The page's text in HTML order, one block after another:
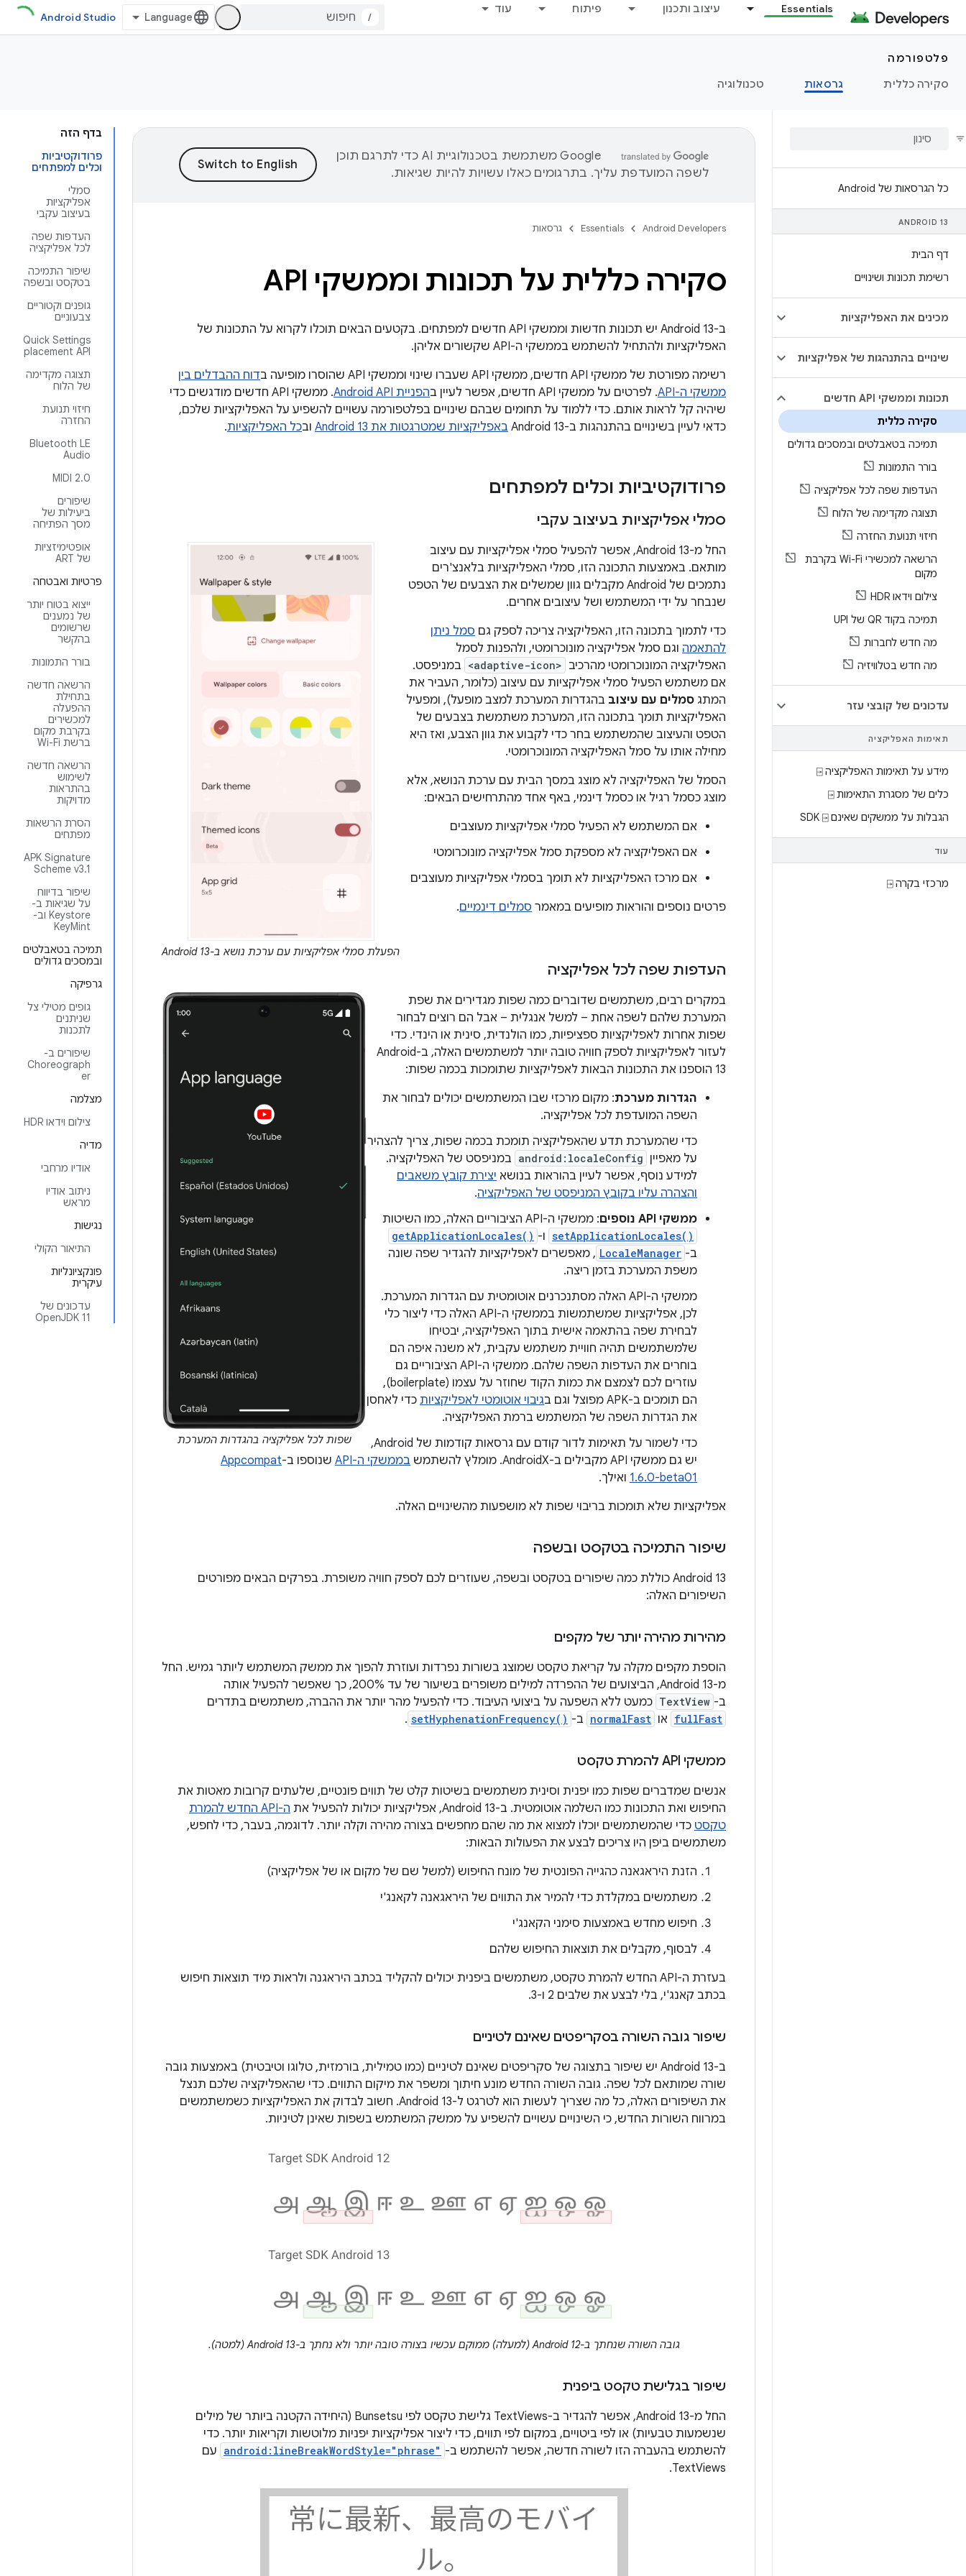
Essentials עיצוב ותכנון פיתוח עוד
/
Android Studio
פלטפורמה
סקירה כללית
גרסאות טכנולוגיה
כל הגרסאות של Android
ANDROID 13
דף הבית
רשימת תכונות ושינויים
מכינים את האפליקציות
שינויים בהתנהגות של אפליקציות
תכונות וממשקי API חדשים
סקירה כללית
תמיכה בטאבלטים ובמסכים גדולים
בורר התמונות
העדפות שפה לכל אפליקציה
תצוגה מקדימה של הלוח
חיזוי תנועת החזרה
הרשאה למכשירי Wi-Fi בקרבת
מקום
צילום וידאו HDR
תמיכה בקוד QR של UPI
מה חדש לחברות
מה חדש בטלוויזיה
עדכונים של קובצי עזר
תאימות האפליקציה
מידע על תאימות האפליקציה ⍈
כלים של מסגרת התאימות ⍈
הגבלות על ממשקים שאינם SDK ⍈
עוד
מרכזי בקרה ⍈
בדף הזה
פרודוקטיביות
וכלים למפתחים
סמלי
אפליקציות
בעיצוב עקבי
העדפות שפה
לכל אפליקציה
שיפור התמיכה
בטקסט ובשפה
גופנים וקטוריים
צבעוניים
Quick Settings
placement API
תצוגה מקדימה
של הלוח
חיזוי תנועת
החזרה
Bluetooth LE
Audio
MIDI 2.0
שיפורים
ביעילות של
מסך הפתיחה
אופטימיזציות
של ART
פרטיות ואבטחה
ייצוא בטוח יותר
של נמענים
שרשומים
בהקשר
בורר התמונות
הרשאה חדשה
בתחילת
ההפעלה
למכשירים
בקרבת מקום
ברשת Wi-Fi
הרשאה חדשה
לשימוש
בהתראות
מדויקות
הסרת הרשאות
מפתחים
‫APK Signature
Scheme v3.1
שיפור בדיווח
על שגיאות ב-
Keystore וב-
KeyMint
תמיכה בטאבלטים
ובמסכים גדולים
גרפיקה
גופים מטילי צל
שניתנים
לתכנות
שיפורים ב-
Choreograph
er
מצלמה
צילום וידאו HDR
מדיה
אודיו מרחבי
ניתוב אודיו
מראש
נגישות
התיאור הקולי
פונקציונליות
עיקרית
עדכונים של
OpenJDK 11
‫Google משתמשת בטכנולוגיית AI כדי לתרגם תוכן
לשפה המועדפת עליך. בתרגומים כאלו עשויות להיות שגיאות.
Android Developers
Essentials גרסאות
סקירה כללית על תכונות וממשקי API
ב-Android 13 יש תכונות חדשות וממשקי API חדשים למפתחים. בקטעים הבאים תוכלו לקרוא על התכונות של
האפליקציות ולהתחיל להשתמש בממשקי ה-API שקשורים אליהן.
רשימה מפורטת של ממשקי API חדשים, ממשקי API שעברו שינוי וממשקי API שהוסרו מופיעה ב
דוח ההבדלים בין
ממשקי ה-API
. לפרטים על ממשקי API חדשים, אפשר לעיין ב הפניית Android API
. ממשקי API חדשים מודגשים כדי
שיהיה קל לראות אותם. כדי ללמוד על תחומים שבהם שינויים בפלטפורמה עשויים להשפיע על האפליקציות שלכם,
כדאי לעיין בשינויים בהתנהגות ב-Android 13
באפליקציות שמטרגטות את Android 13 ובכל האפליקציות.
פרודוקטיביות וכלים למפתחים
סמלי אפליקציות בעיצוב עקבי
הפעלת סמלי אפליקציות עם ערכת נושא ב-Android 13
החל מ-Android 13, אפשר להפעיל סמלי אפליקציות עם עיצוב
מותאם. באמצעות התכונה הזו, סמלי האפליקציות בלאנצ'רים
נתמכים של Android מקבלים גוון שמשלים את הצבעים של הטפט
שנבחר על ידי המשתמש ושל עיצובים אחרים.
כדי לתמוך בתכונה הזו, האפליקציה צריכה לספק גם סמל ניתן
להתאמה וגם סמל אפליקציה מונוכרומטי, ולהפנות לסמל
האפליקציה המונוכרומטי מהרכיב <adaptive-icon> במניפסט.
אם משתמש הפעיל סמלי אפליקציות עם עיצוב (כלומר, העביר את
המתג סמלים עם עיצוב בהגדרות המערכת למצב מופעל), ומפעיל
האפליקציות תומך בתכונה הזו, המערכת משתמשת בצבעים של
הטפט והעיצוב שהמשתמש בחר כדי לקבוע את גוון הצבע, ואז היא
מחילה אותו על סמל האפליקציה המונוכרומטי.
הסמל של האפליקציה לא מוצג במסך הבית עם ערכת הנושא, אלא
מוצג כסמל רגיל או כסמל דינמי, באף אחד מהתרחישים הבאים:
אם המשתמש לא הפעיל סמלי אפליקציות מעוצבים
אם האפליקציה לא מספקת סמל אפליקציה מונוכרומטי
אם מרכז האפליקציות לא תומך בסמלי אפליקציות מעוצבים
פרטים נוספים והוראות מופיעים במאמר סמלים דינמיים.
העדפות שפה לכל אפליקציה
שפות לכל אפליקציה בהגדרות המערכת
במקרים רבים, משתמשים שדוברים כמה שפות מגדירים את שפת
המערכת שלהם לשפה אחת – למשל אנגלית – אבל הם רוצים לבחור
שפות אחרות לאפליקציות ספציפיות, כמו הולנדית, סינית או הינדי. כדי
לעזור לאפליקציות לספק חוויה טובה יותר למשתמשים האלה, ב-Android
13 הוספנו את התכונות הבאות לאפליקציות שתומכות בכמה שפות:
הגדרות מערכת: מקום מרכזי שבו המשתמשים יכולים לבחור את
השפה המועדפת לכל אפליקציה.
כדי שהמערכת תדע שהאפליקציה תומכת בכמה שפות, צריך להצהיר
על מאפיין android:localeConfig במניפסט של האפליקציה.
למידע נוסף, אפשר לעיין בהוראות בנושא יצירת קובץ משאבים
והצהרה עליו בקובץ המניפסט של האפליקציה.
ממשקי API נוספים
: ממשקי ה-API הציבוריים האלה, כמו השיטות
setApplicationLocales() ו- getApplicationLocales()
ב- LocaleManager , מאפשרים לאפליקציות להגדיר שפה שונה
משפת המערכת בזמן ריצה.
ממשקי ה-API האלה מסתנכרנים אוטומטית עם הגדרות המערכת.
לכן, אפליקציות שמשתמשות בממשקי ה-API האלה כדי ליצור כלי
לבחירת שפה בהתאמה אישית בתוך האפליקציה, יבטיחו
שלמשתמשים תהיה חוויית משתמש עקבית, לא משנה איפה הם
בוחרים את העדפות השפה שלהם. ממשקי ה-API הציבוריים גם
עוזרים לכם לצמצם את כמות הקוד שחוזר על עצמו (boilerplate),
הם תומכים ב-APK מפוצל וגם ב
גיבוי אוטומטי לאפליקציות כדי לאחסן
את הגדרות השפה של המשתמש ברמת האפליקציה.
כדי לשמור על תאימות לדור קודם עם גרסאות קודמות של Android,
יש גם ממשקי API מקבילים ב-AndroidX. מומלץ להשתמש
בממשקי ה-API שנוספו ב-Appcompat
1.6.0-beta01 ואילך.
אפליקציות שלא תומכות בריבוי שפות לא מושפעות מהשינויים האלה.
שיפור התמיכה בטקסט ובשפה
‫Android 13 כוללת כמה שיפורים בטקסט ובשפה, שעוזרים לכם לספק חוויה משופרת. בפרקים הבאים מפורטים
השיפורים האלה:
מהירות מהירה יותר של מקפים
הוספת מקפים מקלה על קריאת טקסט שמוצג בשורות נפרדות ועוזרת להפוך את ממשק המשתמש ליותר גמיש. החל
מ-Android 13, הביצועים של ההפרדה למילים משופרים בשיעור של עד 200%, כך שאפשר להפעיל אותה
ב- TextView כמעט ללא השפעה על ביצועי העיבוד. כדי להפעיל מהר יותר את ההברה, משתמשים בתדרים
fullFast או normalFast ב- setHyphenationFrequency()
.
ממשקי API להמרת טקסט
אנשים שמדברים שפות כמו יפנית וסינית משתמשים בשיטות קלט של תווים פונטיים, שלעתים קרובות מאטות את
החיפוש ואת התכונות כמו השלמה אוטומטית. ב-Android 13, אפליקציות יכולות להפעיל את
ה-API החדש להמרת
טקסט כדי שהמשתמשים יוכלו למצוא את מה שהם מחפשים בצורה מהירה וקלה יותר. לדוגמה, בעבר, כדי לחפש,
משתמשים ביפן היו צריכים לבצע את הפעולות הבאות:
הזנת היראגאנה כהגייה הפונטית של מונח החיפוש (למשל שם של מקום או של אפליקציה)
משתמשים במקלדת כדי להמיר את התווים של היראגאנה לקאנג'י
חיפוש מחדש באמצעות סימני הקאנג'י
לבסוף, מקבלים את תוצאות החיפוש שלהם
בעזרת ה-API החדש להמרת טקסט, משתמשים ביפנית יכולים להקליד בכתב היראגנה ולראות מיד תוצאות חיפוש
בכתב קאנג'י, בלי לבצע את שלבים 2 ו-3.
שיפור גובה השורה בסקריפטים שאינם לטיניים
ב-Android 13 יש שיפור בתצוגה של סקריפטים שאינם לטיניים (כמו טמילית, בורמזית, טלוגו וטיבטית) באמצעות גובה
שורה שמותאם לכל שפה. גובה השורה החדש מונע חיתוך ומשפר את מיקום התווים. כדי שהאפליקציה שלכם תנצל
את השיפורים האלה, כל מה שצריך לעשות הוא לטרגט ל-Android 13. חשוב לבדוק את האפליקציות כשמשתמשים
במרווח השורות החדש, כי השינויים עשויים להשפיע על ממשק המשתמש בשפות שאינן לטיניות.
גובה השורה שנחתך ב-Android 12 (למעלה) ממוקם עכשיו בצורה טובה יותר ולא נחתך ב-Android 13 (למטה).
שיפור בגלישת טקסט ביפנית
החל מ-Android 13, אפשר להגדיר ב-TextViews גלישת טקסט לפי Bunsetsu (היחידה הקטנה ביותר של מילים
שנשמעות טבעיות) או לפי ביטויים, במקום לפי תווים, כדי ליצור אפליקציות יפניות מלוטשות וקריאות יותר. כדי
להשתמש בהעברה הזו לשורה חדשה, אפשר להשתמש ב- android:lineBreakWordStyle="phrase" עם
TextViews.